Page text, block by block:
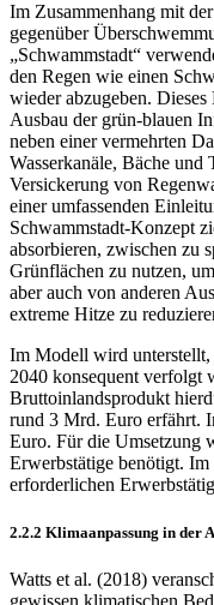
Im Zusammenhang mit
gegenüber
„Schwammstadt“
den Regen wie einen
wieder abzugeben. Dieses
Ausbau der grün-blauen
neben einer vermehrten
Wasserka­näle, Bäche und
Versickerung von
einer umfassenden
Schwammstadt-Konzept
absorbieren, zwischen zu
Grünflächen zu nutzen,
aber auch von anderen
extreme Hitze zu
Im Modell wird unterstellt,
2040 konsequent verfolgt
Bruttoinlandsprodukt
rund 3 Mrd. Euro erfährt.
Euro. Für die Umsetzung
Erwerbstätige benötigt.
erforderlichen
2.2.2 Klimaanpassung in der
Watts et al. (2018)
gewissen klimatischen